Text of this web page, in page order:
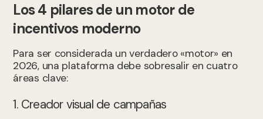
Los 4 pilares de un motor de
incentivos moderno
Para ser considerada un verdadero «motor» en
2026, una plataforma debe sobresalir en cuatro
áreas clave:
1. Creador visual de campañas